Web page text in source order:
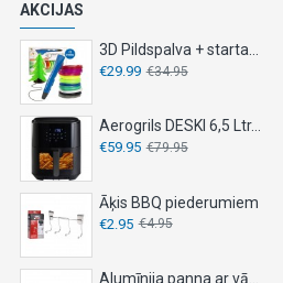
AKCIJAS
€29.99 €34.95
Aerogrils DESKI 6,5 Ltr. 1500 W
€59.95 €79.95
Āķis BBQ piederumiem
€2.95 €4.95